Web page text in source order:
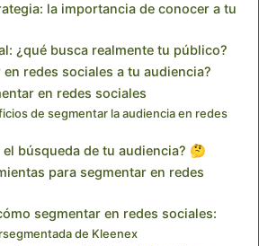
la importancia de conocer a tu
¿qué busca realmente tu público?
en redes sociales a tu audiencia?
en redes sociales
de segmentar la audiencia en redes
el búsqueda de tu audiencia? 🤔
para segmentar en redes
segmentar en redes sociales:
de Kleenex